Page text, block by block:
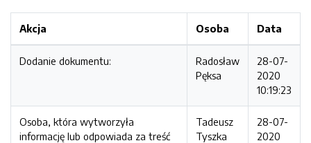
Akcja Osoba Data
Dodanie dokumentu:
Radosław
Pęksa
28-07-
2020
10:19:23
Osoba, która wytworzyła
informację lub odpowiada za treść
Tadeusz
Tyszka
28-07-
2020